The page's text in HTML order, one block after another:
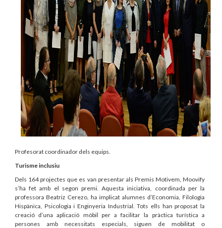
Profesorat coordinador dels equips.
Turisme inclusiu
Dels 164 projectes que es van presentar als Premis Motivem, Moovify
s’ha fet amb el segon premi. Aquesta iniciativa, coordinada per la
professora Beatriz Cerezo, ha implicat alumnes d’Economia, Filologia
Hispànica, Psicologia i Enginyeria Industrial. Tots ells han proposat la
creació d’una aplicació mòbil per a facilitar la pràctica turística a
persones amb necessitats especials, siguen de mobilitat o